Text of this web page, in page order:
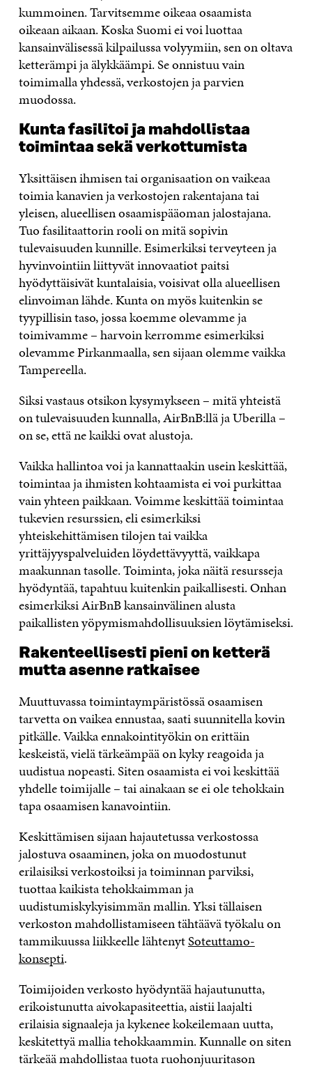
kummoinen. Tarvitsemme oikeaa osaamista
oikeaan aikaan. Koska Suomi ei voi luottaa
kansainvälisessä kilpailussa volyymiin, sen on oltava
ketterämpi ja älykkäämpi. Se onnistuu vain
toimimalla yhdessä, verkostojen ja parvien
muodossa.
Kunta fasilitoi ja mahdollistaa
toimintaa sekä verkottumista
Yksittäisen ihmisen tai organisaation on vaikeaa
toimia kanavien ja verkostojen rakentajana tai
yleisen, alueellisen osaamispääoman jalostajana.
Tuo fasilitaattorin rooli on mitä sopivin
tulevaisuuden kunnille. Esimerkiksi terveyteen ja
hyvinvointiin liittyvät innovaatiot paitsi
hyödyttäisivät kuntalaisia, voisivat olla alueellisen
elinvoiman lähde. Kunta on myös kuitenkin se
tyypillisin taso, jossa koemme olevamme ja
toimivamme – harvoin kerromme esimerkiksi
olevamme Pirkanmaalla, sen sijaan olemme vaikka
Tampereella.
Siksi vastaus otsikon kysymykseen – mitä yhteistä
on tulevaisuuden kunnalla, AirBnB:llä ja Uberilla –
on se, että ne kaikki ovat alustoja.
Vaikka hallintoa voi ja kannattaakin usein keskittää,
toimintaa ja ihmisten kohtaamista ei voi purkittaa
vain yhteen paikkaan. Voimme keskittää toimintaa
tukevien resurssien, eli esimerkiksi
yhteiskehittämisen tilojen tai vaikka
yrittäjyyspalveluiden löydettävyyttä, vaikkapa
maakunnan tasolle. Toiminta, joka näitä resursseja
hyödyntää, tapahtuu kuitenkin paikallisesti. Onhan
esimerkiksi AirBnB kansainvälinen alusta
paikallisten yöpymismahdollisuuksien löytämiseksi.
Rakenteellisesti pieni on ketterä
mutta asenne ratkaisee
Muuttuvassa toimintaympäristössä osaamisen
tarvetta on vaikea ennustaa, saati suunnitella kovin
pitkälle. Vaikka ennakointityökin on erittäin
keskeistä, vielä tärkeämpää on kyky reagoida ja
uudistua nopeasti. Siten osaamista ei voi keskittää
yhdelle toimijalle – tai ainakaan se ei ole tehokkain
tapa osaamisen kanavointiin.
Keskittämisen sijaan hajautetussa verkostossa
jalostuva osaaminen, joka on muodostunut
erilaisiksi verkostoiksi ja toiminnan parviksi,
tuottaa kaikista tehokkaimman ja
uudistumiskykyisimmän mallin. Yksi tällaisen
verkoston mahdollistamiseen tähtäävä työkalu on
tammikuussa liikkeelle lähtenytSoteuttamo-
konsepti.
Toimijoiden verkosto hyödyntää hajautunutta,
erikoistunutta aivokapasiteettia, aistii laajalti
erilaisia signaaleja ja kykenee kokeilemaan uutta,
keskitettyä mallia tehokkaammin. Kunnalle on siten
tärkeää mahdollistaa tuota ruohonjuuritason